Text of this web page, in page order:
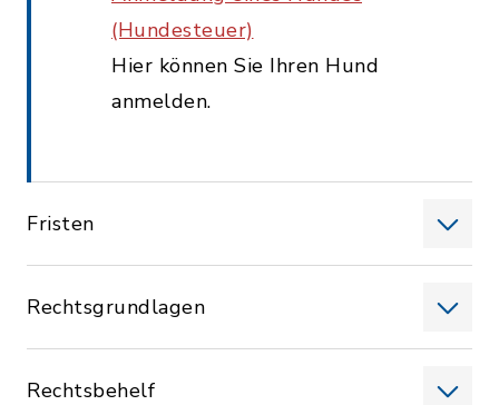
(Hundesteuer)
Hier können Sie Ihren Hund
anmelden.
Fristen
Rechtsgrundlagen
Rechtsbehelf